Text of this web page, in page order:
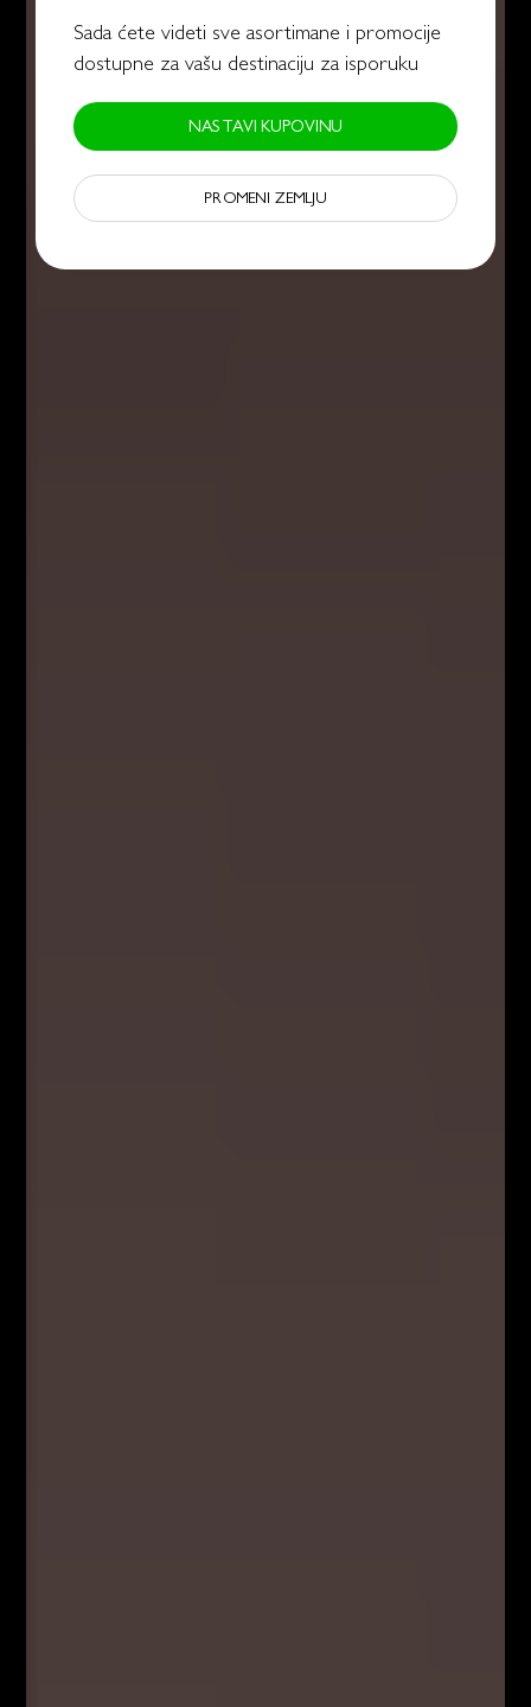
Sada ćete videti sve asortimane i promocije
dostupne za vašu destinaciju za isporuku
NASTAVI KUPOVINU
PROMENI ZEMLJU